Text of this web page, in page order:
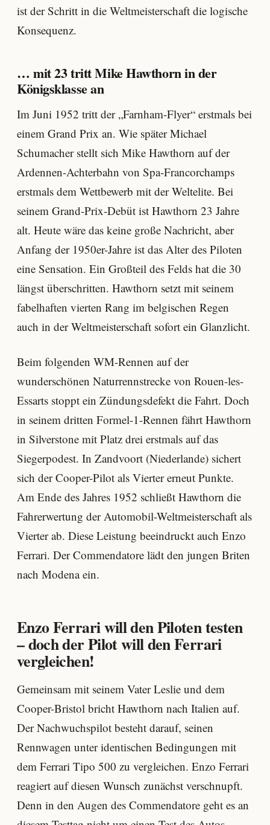
ist der Schritt in die Weltmeisterschaft die logische
Konsequenz.
… mit 23 tritt Mike Hawthorn in der
Königsklasse an
Im Juni 1952 tritt der „Farnham-Flyer“ erstmals bei
einem Grand Prix an. Wie später Michael
Schumacher stellt sich Mike Hawthorn auf der
Ardennen-Achterbahn von Spa-Francorchamps
erstmals dem Wettbewerb mit der Weltelite. Bei
seinem Grand-Prix-Debüt ist Hawthorn 23 Jahre
alt. Heute wäre das keine große Nachricht, aber
Anfang der 1950er-Jahre ist das Alter des Piloten
eine Sensation. Ein Großteil des Felds hat die 30
längst überschritten. Hawthorn setzt mit seinem
fabelhaften vierten Rang im belgischen Regen
auch in der Weltmeisterschaft sofort ein Glanzlicht.
Beim folgenden WM-Rennen auf der
wunderschönen Naturrennstrecke von Rouen-les-
Essarts stoppt ein Zündungsdefekt die Fahrt. Doch
in seinem dritten Formel-1-Rennen fährt Hawthorn
in Silverstone mit Platz drei erstmals auf das
Siegerpodest. In Zandvoort (Niederlande) sichert
sich der Cooper-Pilot als Vierter erneut Punkte.
Am Ende des Jahres 1952 schließt Hawthorn die
Fahrerwertung der Automobil-Weltmeisterschaft als
Vierter ab. Diese Leistung beeindruckt auch Enzo
Ferrari. Der Commendatore lädt den jungen Briten
nach Modena ein.
Enzo Ferrari will den Piloten testen
– doch der Pilot will den Ferrari
vergleichen!
Gemeinsam mit seinem Vater Leslie und dem
Cooper-Bristol bricht Hawthorn nach Italien auf.
Der Nachwuchspilot besteht darauf, seinen
Rennwagen unter identischen Bedingungen mit
dem Ferrari Tipo 500 zu vergleichen. Enzo Ferrari
reagiert auf diesen Wunsch zunächst verschnupft.
Denn in den Augen des Commendatore geht es an